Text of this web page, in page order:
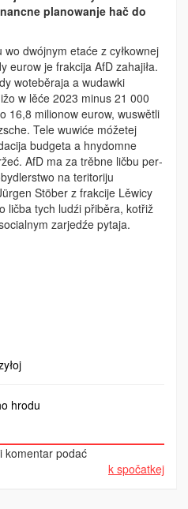
planowanje hač do
wo dwójnym etaće z cyłkownej
eurow je frakcija AfD zahajiła.
wo­teběraja a wudawki
w lěće 2023 minus 21 000
16,8 milionow eurow, wuswětli
Tele wuwiće móžetej
bud­geta a hnydomne
AfD ma za trěbne ličbu per­
­na teritoriju
Stöber z frakcije Lěwicy
ličba tych ludźi přiběra, kotřiž
zarjedźe pytaja.
hrodu
komentar podać
k spočatkej